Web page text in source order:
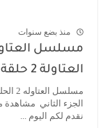
منذ بضع سنوات
العتاولة 2 حلقة التاسعة عشر الجزء الثاني
نقدم لكم اليوم ...